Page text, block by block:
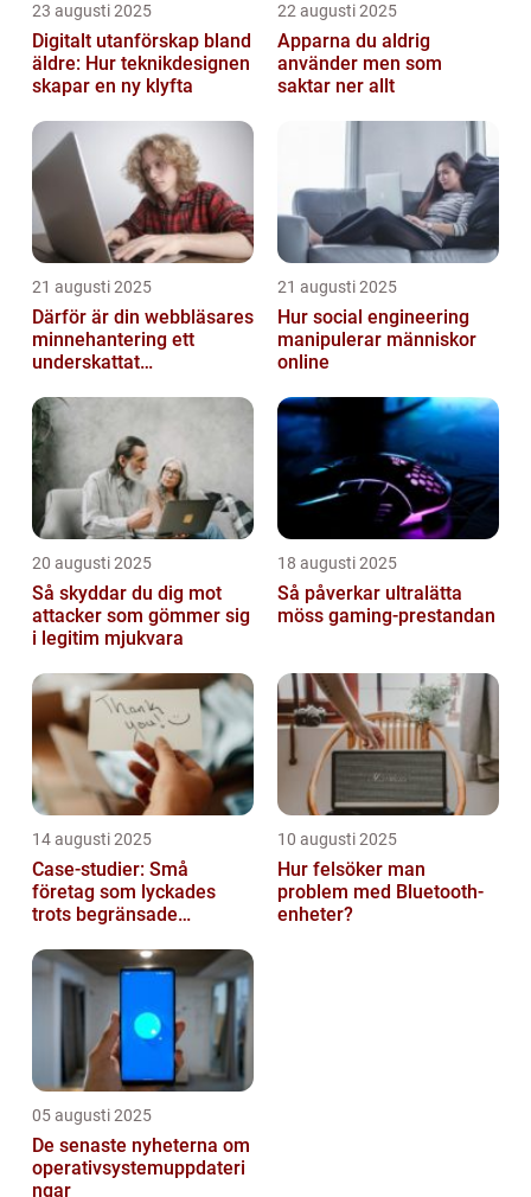
23 augusti 2025
Digitalt utanförskap bland
äldre: Hur teknikdesignen
skapar en ny klyfta
22 augusti 2025
Apparna du aldrig
använder men som
saktar ner allt
21 augusti 2025
Därför är din webbläsares
minnehantering ett
underskattat
21 augusti 2025
Hur social engineering
manipulerar människor
online
20 augusti 2025
Så skyddar du dig mot
attacker som gömmer sig
i legitim mjukvara
18 augusti 2025
Så påverkar ultralätta
möss gaming-prestandan
14 augusti 2025
Case-studier: Små
företag som lyckades
trots begränsade
10 augusti 2025
Hur felsöker man
problem med Bluetooth-
enheter?
05 augusti 2025
De senaste nyheterna om
operativsystemuppdateri
ngar